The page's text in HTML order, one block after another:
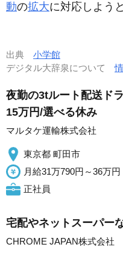
動の拡大に対応しよう
出典 小学館
デジタル大辞泉について
夜勤の3tルート配送ド
15万円/選べる休み
マルタケ運輸株式会社
東京都 町田市
月給31万790円～36万円
正社員
宅配やネットスーパー
CHROME JAPAN株式会社